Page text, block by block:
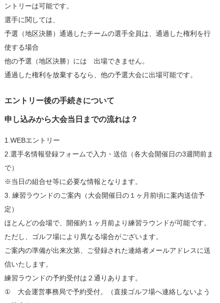
ントリーは可能です。
選手に関しては、
予選（地区決勝）通過したチームの選手全員は、通過した権利を行
使する場合
他の予選（地区決勝）には 出場できません。
通過した権利を放棄するなら、他の予選大会に出場可能です。
エントリー後の手続きについて
申し込みから大会当日までの流れは？
1.WEBエントリー
2.選手名情報登録フォームで入力・送信（各大会開催日の3週間前ま
で）
※当日の組合せ等に必要な情報となります。
3. 練習ラウンドのご案内（大会開催日の１ヶ月前頃に案内送信予
定）
ほとんどの会場で、開催約１ヶ月前より練習ラウンドが可能です。
ただし、ゴルフ場により異なる場合がございます。
ご案内の準備が出来次第、ご登録された連絡者メールアドレスに送
信いたします。
練習ラウンドの予約受付は２通りあります。
① 大会運営事務局で予約受付。（直接ゴルフ場へ連絡しないよう